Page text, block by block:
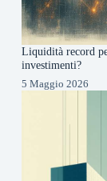
Liquidità record
investimenti?
5 Maggio 2026